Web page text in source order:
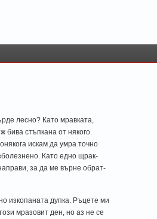
лесно? Като мравката,
бива стъпкана от някого.
искам да умра точно
Като едно щрак-
за да ме върне обрат-
изкопаната дупка. Ръцете ми
мразовит ден, но аз не се